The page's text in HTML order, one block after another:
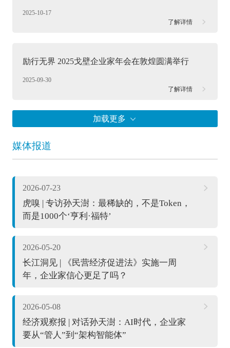
2025-10-17
了解详情
励行无界 2025戈壁企业家年会在敦煌圆满举行
2025-09-30
了解详情
媒体报道
2026-07-23
虎嗅 | 专访孙天澍：最稀缺的，不是Token，
而是1000个‘亨利·福特’
2026-05-20
长江洞见 | 《民营经济促进法》实施一周
年，企业家信心更足了吗？
2026-05-08
经济观察报 | 对话孙天澍：AI时代，企业家
要从“管人”到“架构智能体”